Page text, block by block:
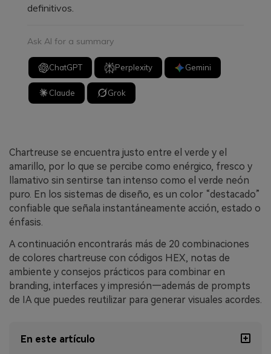
definitivos.
Ask AI for a summary
ChatGPT Perplexity Gemini
Claude Grok
Chartreuse se encuentra justo entre el verde y el
amarillo, por lo que se percibe como enérgico, fresco y
llamativo sin sentirse tan intenso como el verde neón
puro. En los sistemas de diseño, es un color “destacado”
confiable que señala instantáneamente acción, estado o
énfasis.
A continuación encontrarás más de 20 combinaciones
de colores chartreuse con códigos HEX, notas de
ambiente y consejos prácticos para combinar en
branding, interfaces y impresión—además de prompts
de IA que puedes reutilizar para generar visuales acordes.
En este artículo